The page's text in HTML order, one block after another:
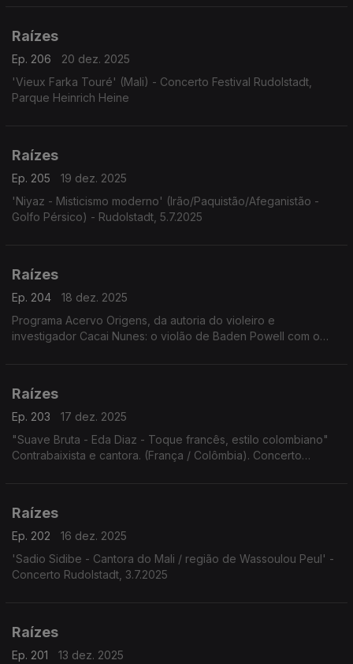
Raízes
Ep. 206
20 dez. 2025
'Vieux Farka Touré' (Mali) - Concerto Festival Rudolstadt,
Parque Heinrich Heine
Raízes
Ep. 205
19 dez. 2025
'Niyaz - Misticismo moderno' (Irão/Paquistão/Afeganistão -
Golfo Pérsico) - Rudolstadt, 5.7.2025
Raízes
Ep. 204
18 dez. 2025
Programa Acervo Origens, da autoria do violeiro e
investigador Cacai Nunes: o violão de Baden Powell com o
Raízes
Ep. 203
17 dez. 2025
"Suave Bruta - Eda Diaz - Toque francês, estilo colombiano"
Contrabaixista e cantora. (França / Colômbia). Concerto
Raízes
Ep. 202
16 dez. 2025
'Sadio Sidibe - Cantora do Mali / região de Wassoulou Peul' -
Concerto Rudolstadt, 3.7.2025
Raízes
Ep. 201
13 dez. 2025